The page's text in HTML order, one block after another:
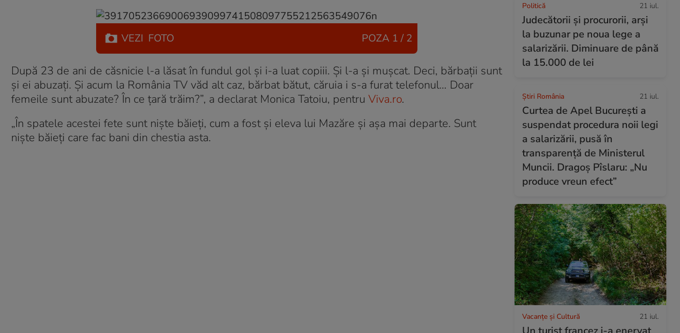
VEZI FOTO POZA 1 / 2
După 23 de ani de căsnicie l-a lăsat în fundul gol și i-a luat copiii. Și l-a și mușcat. Deci, bărbații sunt
și ei abuzați. Și acum la România TV văd alt caz, bărbat bătut, căruia i s-a furat telefonul… Doar
femeile sunt abuzate? În ce țară trăim?”, a declarat Monica Tatoiu, pentru Viva.ro.
„În spatele acestei fete sunt niște băieți, cum a fost și eleva lui Mazăre și așa mai departe. Sunt
niște băieți care fac bani din chestia asta.
Politică 21 iul.
Judecătorii și procurorii, arși
la buzunar pe noua lege a
salarizării. Diminuare de până
la 15.000 de lei
Știri România 21 iul.
Curtea de Apel București a
suspendat procedura noii legi
a salarizării, pusă în
transparență de Ministerul
Muncii. Dragoș Pîslaru: „Nu
produce vreun efect”
Vacanțe și Cultură 21 iul.